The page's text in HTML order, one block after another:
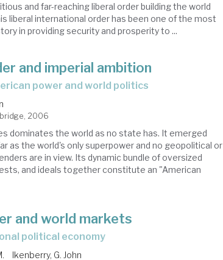
and far-reaching liberal order building the world
liberal international order has been one of the most
in providing security and prosperity to ...
and imperial ambition
power and world politics
2006
dominates the world as no state has. It emerged
as the world's only superpower and no geopolitical or
are in view. Its dynamic bundle of oversized
and ideals together constitute an "American
and world markets
political economy
Ikenberry, G. John